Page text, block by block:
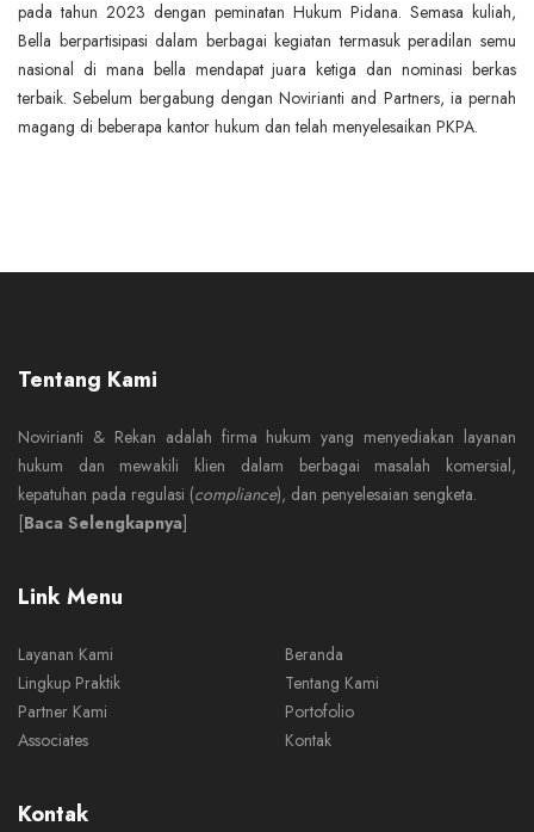
pada tahun 2023 dengan peminatan Hukum Pidana. Semasa kuliah,
Bella berpartisipasi dalam berbagai kegiatan termasuk peradilan semu
nasional di mana bella mendapat juara ketiga dan nominasi berkas
terbaik. Sebelum bergabung dengan Novirianti and Partners, ia pernah
magang di beberapa kantor hukum dan telah menyelesaikan PKPA.
Tentang Kami
Novirianti & Rekan adalah firma hukum yang menyediakan layanan
hukum dan mewakili klien dalam berbagai masalah komersial,
kepatuhan pada regulasi (compliance), dan penyelesaian sengketa.
[Baca Selengkapnya]
Link Menu
Layanan Kami
Lingkup Praktik
Partner Kami
Associates
Beranda
Tentang Kami
Portofolio
Kontak
Kontak